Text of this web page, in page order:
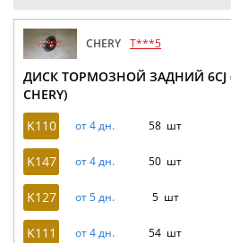
CHERY T***5
ДИСК ТОРМОЗНОЙ ЗАДНИЙ 6CJ
CHERY)
K110
от 4 дн. 58 шт
K147 от 4 дн. 50 шт
K127 от 5 дн. 5 шт
K111 от 4 дн. 54 шт